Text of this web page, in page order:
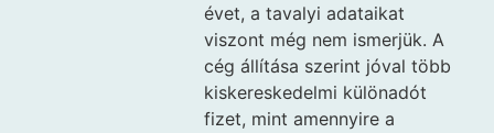
évet, a tavalyi adataikat
viszont még nem ismerjük. A
cég állítása szerint jóval több
kiskereskedelmi különadót
fizet, mint amennyire a